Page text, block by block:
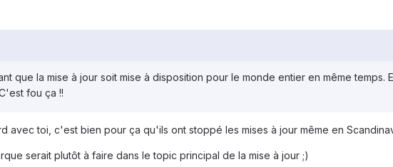
que la mise à jour soit mise à disposition pour le monde entier en même temps.
fou ça !!
avec toi, c'est bien pour ça qu'ils ont stoppé les mises à jour même en
serait plutôt à faire dans le topic principal de la mise à jour ;)